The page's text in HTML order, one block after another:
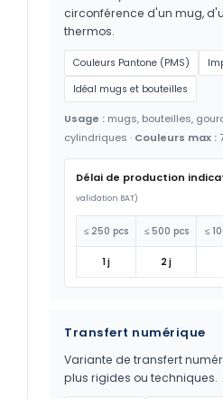
circonférence d'un mug,
thermos.
Couleurs Pantone (PMS)
Idéal mugs et bouteilles
Usage : mugs, bouteilles,
cylindriques · Couleurs max :
Délai de production
validation BAT)
≤ 250 pcs ≤ 500 pcs ≤
1 j 2 j
Transfert numérique
Variante de transfert
plus rigides ou techniques.